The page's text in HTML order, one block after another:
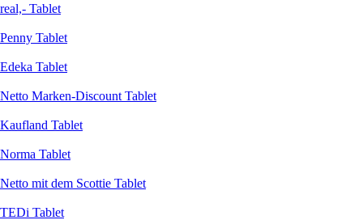
real,- Tablet
Penny Tablet
Edeka Tablet
Netto Marken-Discount Tablet
Kaufland Tablet
Norma Tablet
Netto mit dem Scottie Tablet
TEDi Tablet